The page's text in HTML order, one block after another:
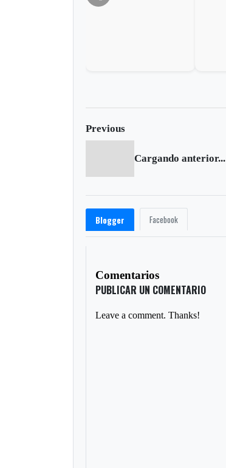
Previous
Cargando anterior...
Blogger Facebook
Comentarios
PUBLICAR UN COMENTARIO
Leave a comment. Thanks!